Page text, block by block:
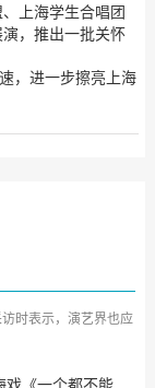
上海学生合唱团
，推出一批关怀
，进一步擦亮上海
时表示，演艺界也应